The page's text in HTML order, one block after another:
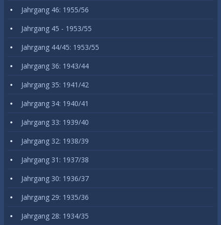
Jahrgang 46: 1955/56
Jahrgang 45 - 1953/55
Jahrgang 44/45: 1953/55
Jahrgang 36: 1943/44
Jahrgang 35: 1941/42
Jahrgang 34: 1940/41
Jahrgang 33: 1939/40
Jahrgang 32: 1938/39
Jahrgang 31: 1937/38
Jahrgang 30: 1936/37
Jahrgang 29: 1935/36
Jahrgang 28: 1934/35